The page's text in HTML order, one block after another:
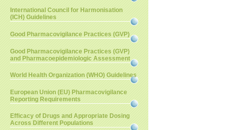
International Council for Harmonisation
(ICH) Guidelines
Good Pharmacovigilance Practices (GVP)
Good Pharmacovigilance Practices (GVP)
and Pharmacoepidemiologic Assessment
World Health Organization (WHO) Guidelines
European Union (EU) Pharmacovigilance
Reporting Requirements
Efficacy of Drugs and Appropriate Dosing
Across Different Populations